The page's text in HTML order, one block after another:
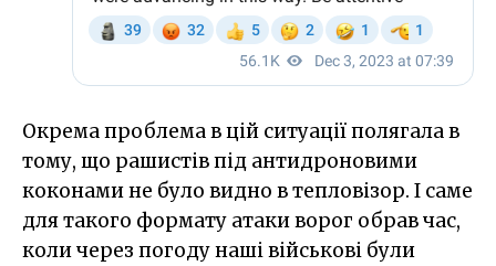
Окрема проблема в цій ситуації полягала в
тому, що рашистів під антидроновими
коконами не було видно в тепловізор. І саме
для такого формату атаки ворог обрав час,
коли через погоду наші військові були